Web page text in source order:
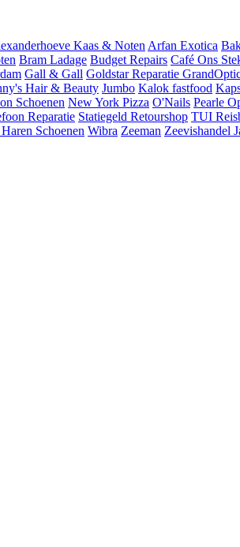
Kaas & Noten Arfan Exotica
Bram Ladage Budget Repairs Café Ons
Gall & Gall Goldstar Reparatie
Hair & Beauty Jumbo Kalok fastfood
Schoenen New York Pizza O'Nails Pearle
Reparatie Statiegeld Retourshop TUI
Schoenen Wibra Zeeman Zeevishandel